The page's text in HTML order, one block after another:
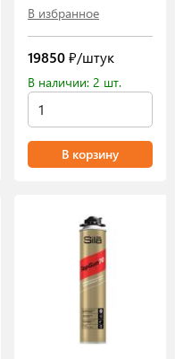
В избранное
19850₽/штук
В наличии: 2 шт.
В корзину